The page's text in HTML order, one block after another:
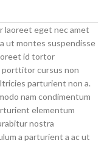
laoreet eget nec amet
ut montes suspendisse
id tortor
cursus non
parturient non a.
nam condimentum
elementum
nostra
a parturient a ac ut